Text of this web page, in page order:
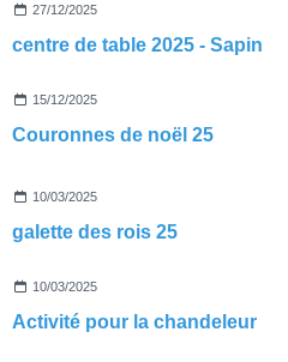
27/12/2025
centre de table 2025 - Sapin
15/12/2025
Couronnes de noël 25
10/03/2025
galette des rois 25
10/03/2025
Activité pour la chandeleur